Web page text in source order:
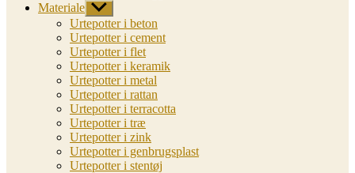
Materiale Vis
undermenu
Urtepotter i beton
Urtepotter i cement
Urtepotter i flet
Urtepotter i keramik
Urtepotter i metal
Urtepotter i rattan
Urtepotter i terracotta
Urtepotter i træ
Urtepotter i zink
Urtepotter i genbrugsplast
Urtepotter i stentøj